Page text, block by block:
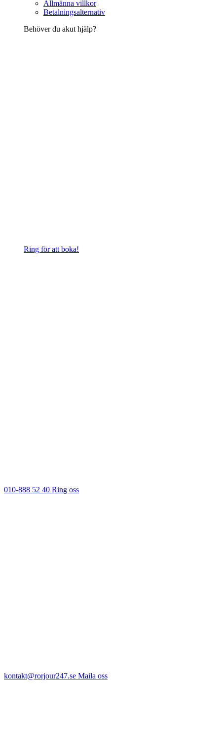
Allmänna villkor
Betalningsalternativ
Behöver du akut hjälp?
Ring för att boka!
010-888 52 40 Ring oss
kontakt@rorjour247.se Maila oss